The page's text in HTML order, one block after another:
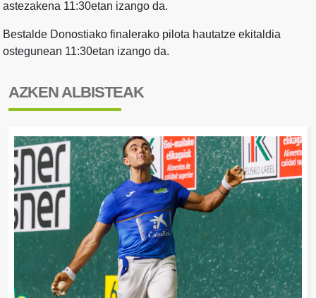
astezakena 11:30etan izango da.
Bestalde Donostiako finalerako pilota hautatze ekitaldia
ostegunean 11:30etan izango da.
AZKEN ALBISTEAK